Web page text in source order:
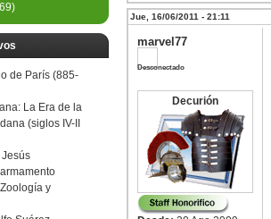
de París (885-
La Era de la
(siglos IV-II
Jesús
y
Jue, 16/06/2011 - 21:11
marvel77
Desconectado
Decurión